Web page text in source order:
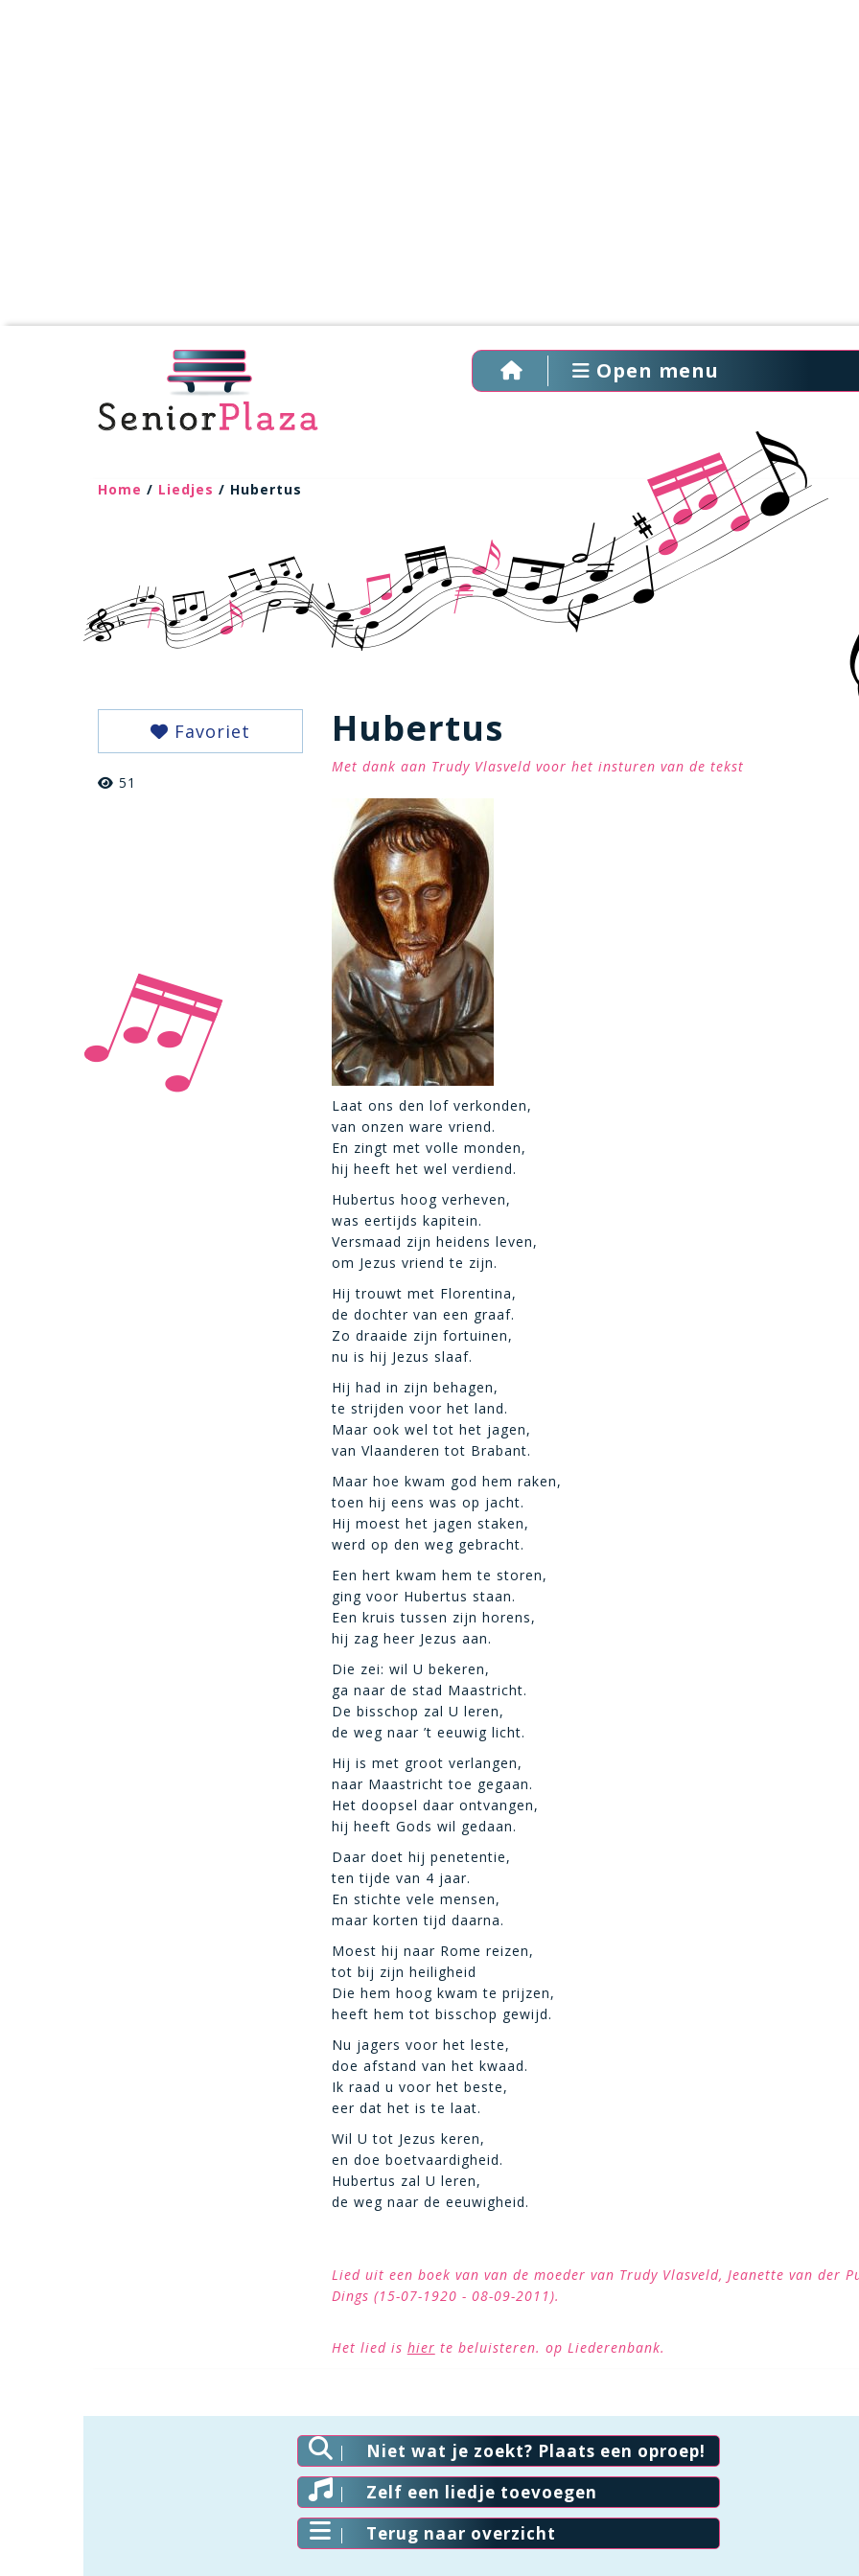
Open menu
Home / Liedjes / Hubertus
Favoriet
51
Hubertus
Met dank aan Trudy Vlasveld voor het insturen van de tekst
Laat ons den lof verkonden,
van onzen ware vriend.
En zingt met volle monden,
hij heeft het wel verdiend.
Hubertus hoog verheven,
was eertijds kapitein.
Versmaad zijn heidens leven,
om Jezus vriend te zijn.
Hij trouwt met Florentina,
de dochter van een graaf.
Zo draaide zijn fortuinen,
nu is hij Jezus slaaf.
Hij had in zijn behagen,
te strijden voor het land.
Maar ook wel tot het jagen,
van Vlaanderen tot Brabant.
Maar hoe kwam god hem raken,
toen hij eens was op jacht.
Hij moest het jagen staken,
werd op den weg gebracht.
Een hert kwam hem te storen,
ging voor Hubertus staan.
Een kruis tussen zijn horens,
hij zag heer Jezus aan.
Die zei: wil U bekeren,
ga naar de stad Maastricht.
De bisschop zal U leren,
de weg naar ’t eeuwig licht.
Hij is met groot verlangen,
naar Maastricht toe gegaan.
Het doopsel daar ontvangen,
hij heeft Gods wil gedaan.
Daar doet hij penetentie,
ten tijde van 4 jaar.
En stichte vele mensen,
maar korten tijd daarna.
Moest hij naar Rome reizen,
tot bij zijn heiligheid
Die hem hoog kwam te prijzen,
heeft hem tot bisschop gewijd.
Nu jagers voor het leste,
doe afstand van het kwaad.
Ik raad u voor het beste,
eer dat het is te laat.
Wil U tot Jezus keren,
en doe boetvaardigheid.
Hubertus zal U leren,
de weg naar de eeuwigheid.
Lied uit een boek van van de moeder van Trudy Vlasveld, Jeanette van der
Dings (15-07-1920 - 08-09-2011).
Het lied is hier te beluisteren. op Liederenbank.
Niet wat je zoekt? Plaats een oproep!
Zelf een liedje toevoegen
Terug naar overzicht